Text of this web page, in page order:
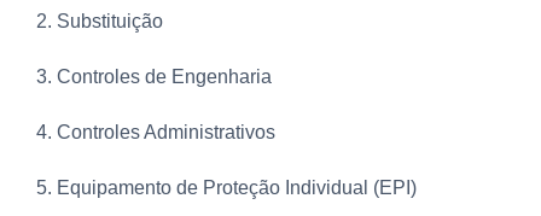
2. Substituição
3. Controles de Engenharia
4. Controles Administrativos
5. Equipamento de Proteção Individual (EPI)